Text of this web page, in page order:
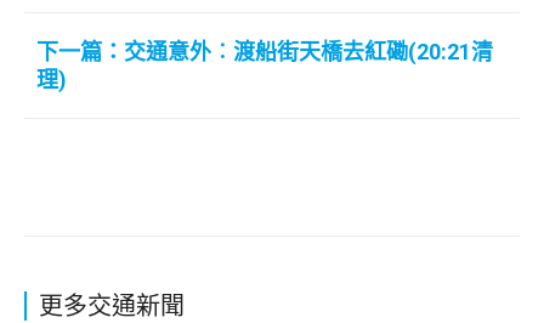
下一篇：交通意外︰渡船街天橋去紅磡(20:21清
理)
更多交通新聞